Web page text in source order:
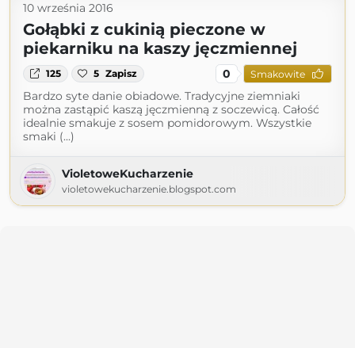
10 września 2016
Gołąbki z cukinią pieczone w
piekarniku na kaszy jęczmiennej
125 5 Zapisz 0 Smakowite
Bardzo syte danie obiadowe. Tradycyjne ziemniaki
można zastąpić kaszą jęczmienną z soczewicą. Całość
idealnie smakuje z sosem pomidorowym. Wszystkie
smaki (...)
VioletoweKucharzenie
violetowekucharzenie.blogspot.com